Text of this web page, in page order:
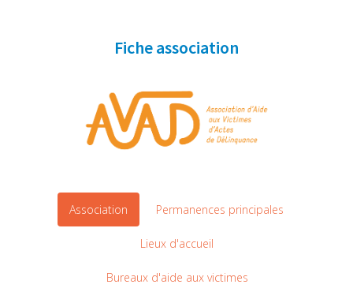
Fiche association
Association Permanences principales
Lieux d'accueil
Bureaux d'aide aux victimes